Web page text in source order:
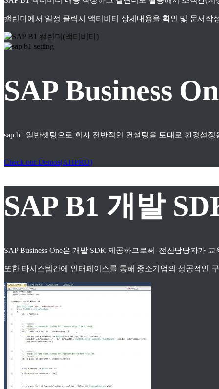
캘린더에서 일정 클릭시 액티비티 상세내용을 확인 및 문서
SAP Business
sap b1 일반셋팅으로 회사 전반적인 컨설팅을 토대로 환경설
Check our Demos(AHPRO)
SAP B1 개발
SAP Business One은 개발 SDK 제공하므로써 전산담당자가
또한 타시스템간에 인터페이스를 통해 중소기업의 성공적인